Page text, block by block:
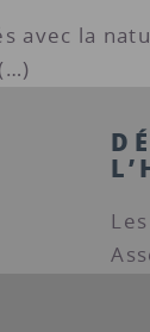
avec la